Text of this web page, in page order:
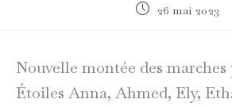
Publication
26 mai 2023
Nouvelle montée des
Étoiles Anna, Ahmed, Ely,